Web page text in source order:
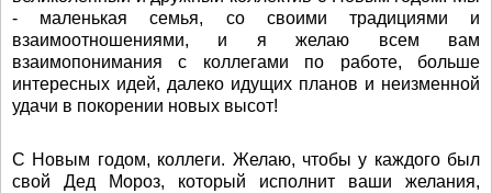
- маленькая семья, со своими традициями и
взаимоотношениями, и я желаю всем вам
взаимопонимания с коллегами по работе, больше
интересных идей, далеко идущих планов и неизменной
удачи в покорении новых высот!
С Новым годом, коллеги. Желаю, чтобы у каждого был
свой Дед Мороз, который исполнит ваши желания,